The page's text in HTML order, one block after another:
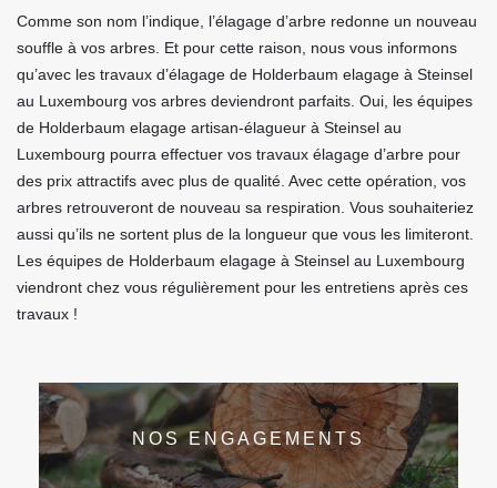
Comme son nom l’indique, l’élagage d’arbre redonne un nouveau
souffle à vos arbres. Et pour cette raison, nous vous informons
qu’avec les travaux d’élagage de Holderbaum elagage à Steinsel
au Luxembourg vos arbres deviendront parfaits. Oui, les équipes
de Holderbaum elagage artisan-élagueur à Steinsel au
Luxembourg pourra effectuer vos travaux élagage d’arbre pour
des prix attractifs avec plus de qualité. Avec cette opération, vos
arbres retrouveront de nouveau sa respiration. Vous souhaiteriez
aussi qu’ils ne sortent plus de la longueur que vous les limiteront.
Les équipes de Holderbaum elagage à Steinsel au Luxembourg
viendront chez vous régulièrement pour les entretiens après ces
travaux !
NOS ENGAGEMENTS